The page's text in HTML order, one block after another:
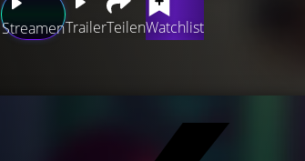
StreamenTrailerTeilenWatchlist